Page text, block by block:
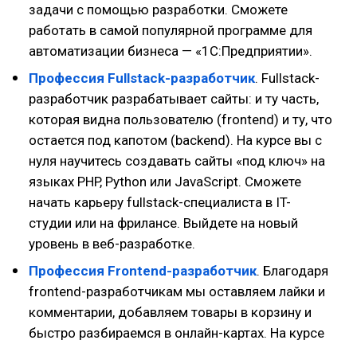
задачи с помощью разработки. Сможете
работать в самой популярной программе для
автоматизации бизнеса — «1С:Предприятии».
Профессия Fullstack-разработчик. Fullstack-
разработчик разрабатывает сайты: и ту часть,
которая видна пользователю (frontend) и ту, что
остается под капотом (backend). На курсе вы с
нуля научитесь создавать сайты «под ключ» на
языках PHP, Python или JavaScript. Сможете
начать карьеру fullstack-специалиста в IT-
студии или на фрилансе. Выйдете на новый
уровень в веб-разработке.
Профессия Frontend-разработчик. Благодаря
frontend-разработчикам мы оставляем лайки и
комментарии, добавляем товары в корзину и
быстро разбираемся в онлайн-картах. На курсе